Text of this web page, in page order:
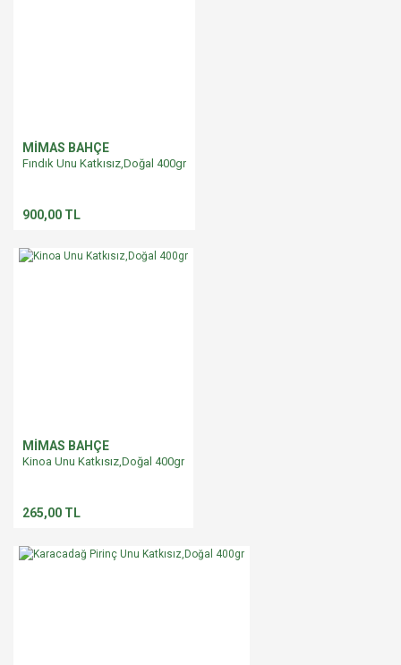
MİMAS BAHÇE
Fındık Unu Katkısız,Doğal 400gr
900,00 TL
MİMAS BAHÇE
Kinoa Unu Katkısız,Doğal 400gr
265,00 TL